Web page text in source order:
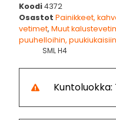
Koodi4372
Osastot Painikkeet,
vetimet,Muut
puuhelloihin,
SML H4